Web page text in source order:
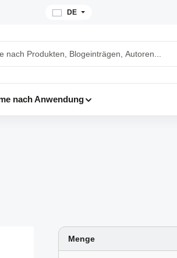
DE
nach Anwendung
Menge